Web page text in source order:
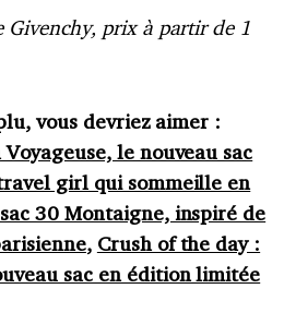
Givenchy, prix à partir de 1
vous devriez aimer :
le nouveau sac
girl qui sommeille en
30 Montaigne, inspiré de
, Crush of the day :
sac en édition limitée